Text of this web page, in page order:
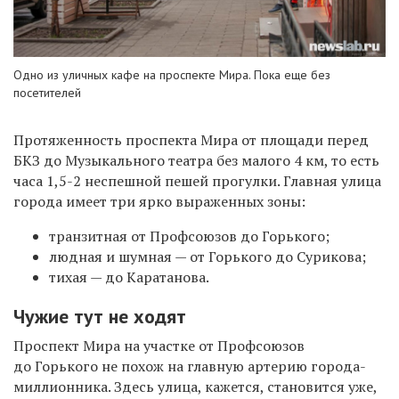
Одно из уличных кафе на проспекте Мира. Пока еще без
посетителей
Протяженность проспекта Мира от площади перед
БКЗ до Музыкального театра без малого 4 км, то есть
часа 1,5-2 неспешной пешей прогулки. Главная улица
города имеет три ярко выраженных зоны:
транзитная от Профсоюзов до Горького;
людная и шумная — от Горького до Сурикова;
тихая — до Каратанова.
Чужие тут не ходят
Проспект Мира на участке от Профсоюзов
до Горького не похож на главную артерию города-
миллионника. Здесь улица, кажется, становится уже,